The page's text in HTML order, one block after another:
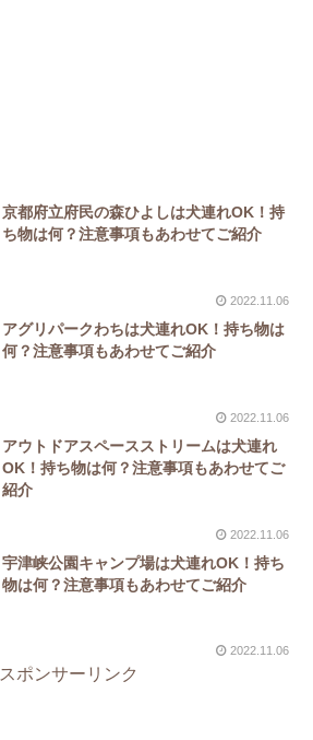
京都府立府民の森ひよしは犬連れOK！持
ち物は何？注意事項もあわせてご紹介
2022.11.06
アグリパークわちは犬連れOK！持ち物は
何？注意事項もあわせてご紹介
2022.11.06
アウトドアスペースストリームは犬連れ
OK！持ち物は何？注意事項もあわせてご
紹介
2022.11.06
宇津峡公園キャンプ場は犬連れOK！持ち
物は何？注意事項もあわせてご紹介
2022.11.06
スポンサーリンク